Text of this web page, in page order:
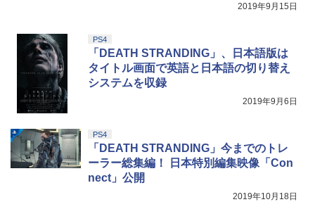
2019年9月15日
PS4
「DEATH STRANDING」、日本語版は
タイトル画面で英語と日本語の切り替え
システムを収録
2019年9月6日
PS4
「DEATH STRANDING」今までのトレ
ーラー総集編！ 日本特別編集映像「Con
nect」公開
2019年10月18日